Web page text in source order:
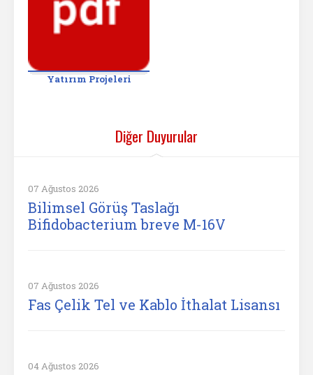
Yatırım Projeleri
Diğer Duyurular
07 Ağustos 2026
Bilimsel Görüş Taslağı
Bifidobacterium breve M-16V
07 Ağustos 2026
Fas Çelik Tel ve Kablo İthalat Lisansı
04 Ağustos 2026